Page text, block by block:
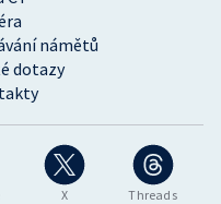
X Threads
námětů
dotazy